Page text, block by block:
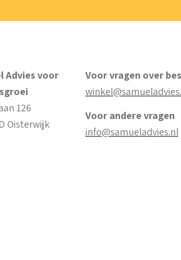
Advies voor
126
Oisterwijk
Voor vragen over
Voor andere vragen
info@samueladvies.nl